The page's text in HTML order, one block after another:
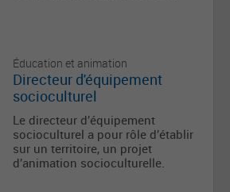
Éducation et animation
Directeur d'équipement
socioculturel
Le directeur d’équipement
socioculturel a pour rôle d’établir
sur un territoire, un projet
d’animation socioculturelle.